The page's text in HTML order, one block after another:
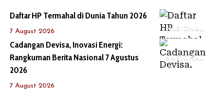
NASIONAL
Daftar HP Termahal di Dunia Tahun 2026
7 August 2026
NASIONAL
Cadangan Devisa, Inovasi Energi:
Rangkuman Berita Nasional 7 Agustus
2026
7 August 2026